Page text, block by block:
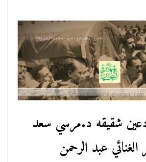
شقيقه د.مرسي سعد
عبد الرحمن